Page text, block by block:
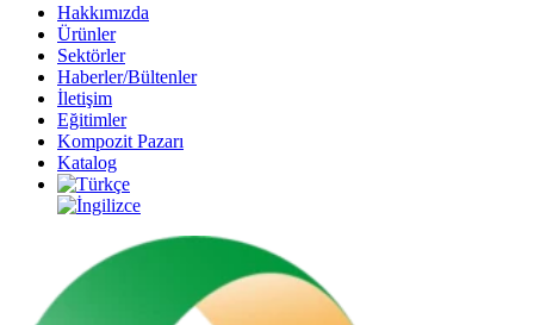
Hakkımızda
Ürünler
Sektörler
Haberler/Bültenler
İletişim
Eğitimler
Kompozit Pazarı
Katalog